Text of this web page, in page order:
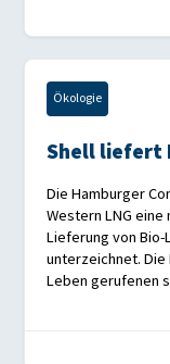
Ökologie
Shell liefert
Die Hamburger
Western LNG
Lieferung von Bio-
unterzeichnet. Die
Leben gerufenen